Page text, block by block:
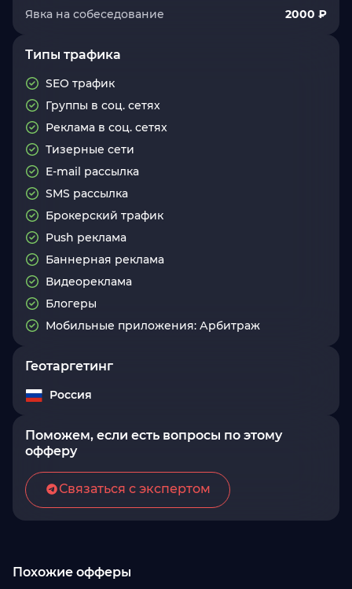
Явка на собеседование
2000 ₽
Типы трафика
SEO трафик
Группы в соц. сетях
Реклама в соц. сетях
Тизерные сети
E-mail рассылка
SMS рассылка
Брокерский трафик
Push реклама
Баннерная реклама
Видеореклама
Блогеры
Мобильные приложения: Арбитраж
Геотаргетинг
Россия
Поможем, если есть вопросы по этому
офферу
Связаться с экспертом
Похожие офферы